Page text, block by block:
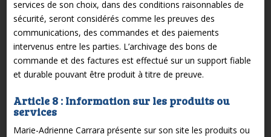
services de son choix, dans des conditions raisonnables de
sécurité, seront considérés comme les preuves des
communications, des commandes et des paiements
intervenus entre les parties. L’archivage des bons de
commande et des factures est effectué sur un support fiable
et durable pouvant être produit à titre de preuve.
Article 8 : Information sur les produits ou
services
Marie-Adrienne Carrara présente sur son site les produits ou